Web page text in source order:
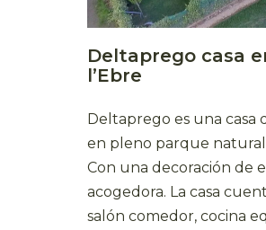
Deltaprego casa
l’Ebre
Deltaprego es una casa
en pleno parque natural
Con una decoración de
acogedora. La casa
salón comedor, cocina